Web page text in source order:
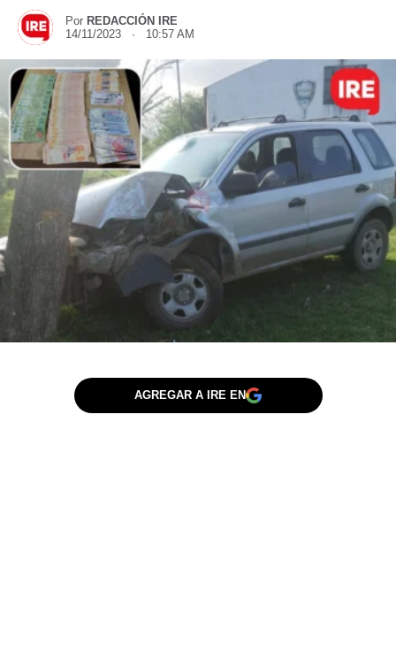
Por REDACCIÓN IRE
14/11/2023 · 10:57 AM
AGREGAR A IRE EN